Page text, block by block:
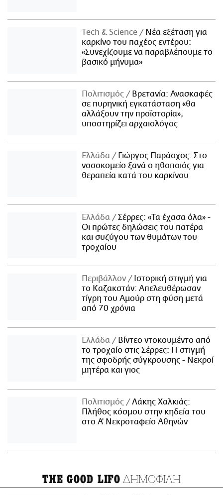
Τech & Science
Νέα εξέταση για
καρκίνο του παχέος εντέρου:
«Συνεχίζουμε να παραβλέπουμε το
βασικό μήνυμα»
Πολιτισμός
Βρετανία: Ανασκαφές
σε πυρηνική εγκατάσταση «θα
αλλάξουν την προϊστορία»,
υποστηρίζει αρχαιολόγος
Ελλάδα
Γιώργος Παράσχος: Στο
νοσοκομείο ξανά ο ηθοποιός για
θεραπεία κατά του καρκίνου
Ελλάδα
Σέρρες: «Τα έχασα όλα» -
Οι πρώτες δηλώσεις του πατέρα
και συζύγου των θυμάτων του
τροχαίου
Περιβάλλον
Ιστορική στιγμή για
το Καζακστάν: Απελευθέρωσαν
τίγρη του Αμούρ στη φύση μετά
από 70 χρόνια
Ελλάδα
Βίντεο ντοκουμέντο από
το τροχαίο στις Σέρρες: Η στιγμή
της σφοδρής σύγκρουσης - Νεκροί
μητέρα και γιος
Πολιτισμός
Λάκης Χαλκιάς:
Πλήθος κόσμου στην κηδεία του
στο Α' Νεκροταφείο Αθηνών
THE GOOD LIFO ΔΗΜΟΦΙΛΗ